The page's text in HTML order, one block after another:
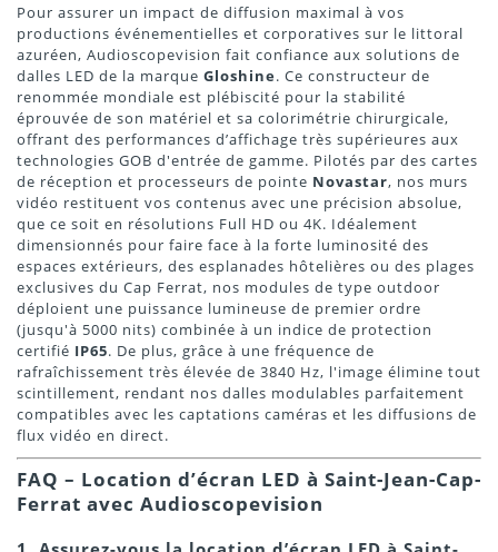
Pour assurer un impact de diffusion maximal à vos
productions événementielles et corporatives sur le littoral
azuréen, Audioscopevision fait confiance aux solutions de
dalles LED de la marque Gloshine. Ce constructeur de
renommée mondiale est plébiscité pour la stabilité
éprouvée de son matériel et sa colorimétrie chirurgicale,
offrant des performances d’affichage très supérieures aux
technologies GOB d'entrée de gamme. Pilotés par des cartes
de réception et processeurs de pointe Novastar, nos murs
vidéo restituent vos contenus avec une précision absolue,
que ce soit en résolutions Full HD ou 4K. Idéalement
dimensionnés pour faire face à la forte luminosité des
espaces extérieurs, des esplanades hôtelières ou des plages
exclusives du Cap Ferrat, nos modules de type outdoor
déploient une puissance lumineuse de premier ordre
(jusqu'à 5000 nits) combinée à un indice de protection
certifié IP65. De plus, grâce à une fréquence de
rafraîchissement très élevée de 3840 Hz, l'image élimine tout
scintillement, rendant nos dalles modulables parfaitement
compatibles avec les captations caméras et les diffusions de
flux vidéo en direct.
FAQ – Location d’écran LED à Saint-Jean-Cap-
Ferrat avec Audioscopevision